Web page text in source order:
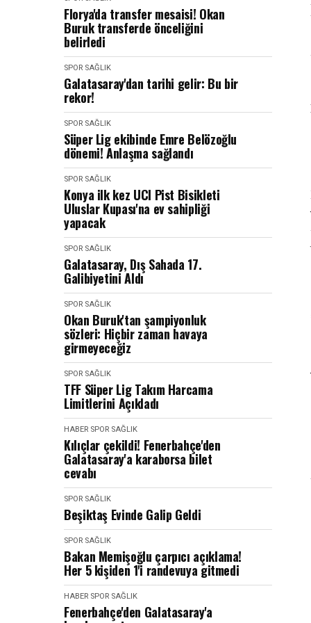
Florya'da transfer mesaisi! Okan
Buruk transferde önceliğini
belirledi
SPOR SAĞLIK
Galatasaray'dan tarihi gelir: Bu bir
rekor!
SPOR SAĞLIK
Süper Lig ekibinde Emre Belözoğlu
dönemi! Anlaşma sağlandı
SPOR SAĞLIK
Konya ilk kez UCI Pist Bisikleti
Uluslar Kupası'na ev sahipliği
yapacak
SPOR SAĞLIK
Galatasaray, Dış Sahada 17.
Galibiyetini Aldı
SPOR SAĞLIK
Okan Buruk'tan şampiyonluk
sözleri: Hiçbir zaman havaya
girmeyeceğiz
SPOR SAĞLIK
TFF Süper Lig Takım Harcama
Limitlerini Açıkladı
HABER SPOR SAĞLIK
Kılıçlar çekildi! Fenerbahçe'den
Galatasaray'a karaborsa bilet
cevabı
SPOR SAĞLIK
Beşiktaş Evinde Galip Geldi
SPOR SAĞLIK
Bakan Memişoğlu çarpıcı açıklama!
Her 5 kişiden 1'i randevuya gitmedi
HABER SPOR SAĞLIK
Fenerbahçe'den Galatasaray'a